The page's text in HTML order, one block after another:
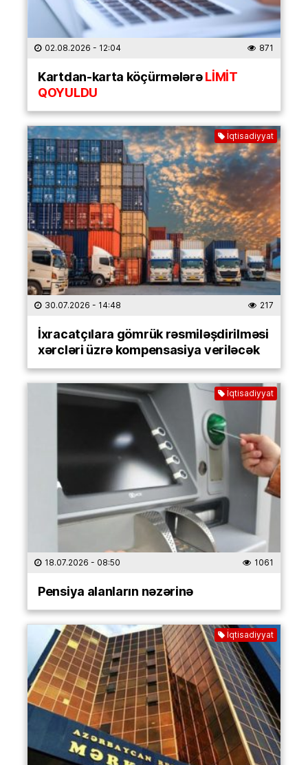
02.08.2026 - 12:04 871
Kartdan-karta köçürmələrəLİMİT
QOYULDU
İqtisadiyyat
30.07.2026 - 14:48 217
İxracatçılara gömrük rəsmiləşdirilməsi
xərcləri üzrə kompensasiya veriləcək
İqtisadiyyat
18.07.2026 - 08:50 1061
Pensiya alanların nəzərinə
İqtisadiyyat